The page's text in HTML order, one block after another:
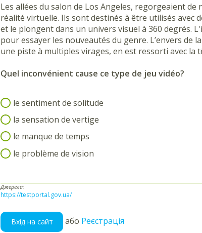
Les allées du salon de Los Angeles, regorgeaient
réalité virtuelle. Ils sont destinés à être utilisés avec
et le plongent dans un univers visuel à 360 degrés.
pour essayer les nouveautés du genre. L’envers de
une piste à multiples virages, en est ressorti avec la
Quel inconvénient cause ce type de jeu vidéo?
le sentiment de solitude
la sensation de vertige
le manque de temps
le problème de vision
Джерела:
https://testportal.gov.ua/
Вхід на сайт або Реєстрація